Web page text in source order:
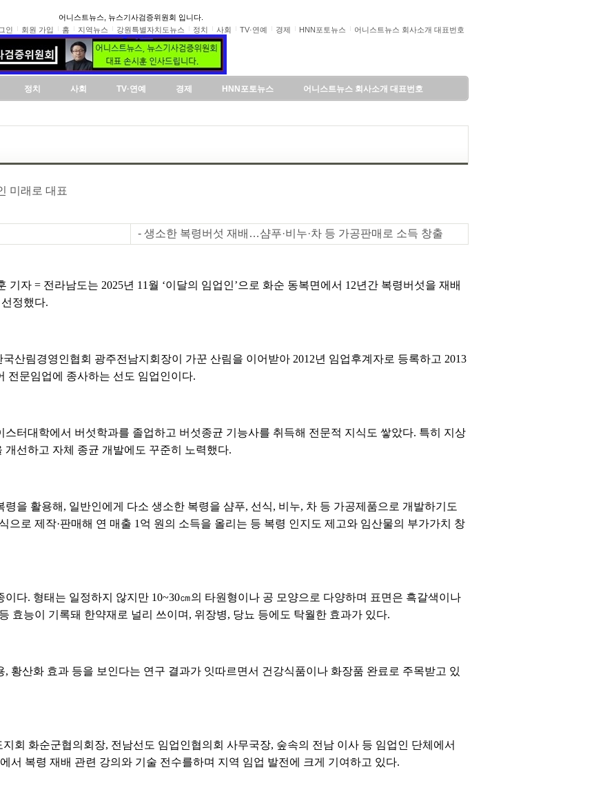
어니스트뉴스, 뉴스기사검증위원회 입니다.
인
회원 가입 홈 지역뉴스 강원특별자치도뉴스 정치 사회 TV·연예 경제 HNN포토뉴스 어니스트뉴스 회사소개 대표번호
정치 사회 TV·연예 경제 HNN포토뉴스 어니스트뉴스 회사소개 대표번호
미래로 대표
- 생소한 복령버섯 재배…샴푸·비누·차 등 가공판매로 소득 창출
자 = 전라남도는 2025년 11월 ‘이달의 임업인’으로 화순 동복면에서 12년간 복령버섯을 재배
정했다.
산림경영인협회 광주전남지회장이 가꾼 산림을 이어받아 2012년 임업후계자로 등록하고 2013
전문임업에 종사하는 선도 임업인이다.
터대학에서 버섯학과를 졸업하고 버섯종균 기능사를 취득해 전문적 지식도 쌓았다. 특히 지상
선하고 자체 종균 개발에도 꾸준히 노력했다.
을 활용해, 일반인에게 다소 생소한 복령을 샴푸, 선식, 비누, 차 등 가공제품으로 개발하기도
으로 제작·판매해 연 매출 1억 원의 소득을 올리는 등 복령 인지도 제고와 임산물의 부가가치 창
다. 형태는 일정하지 않지만 10~30㎝의 타원형이나 공 모양으로 다양하며 표면은 흑갈색이나
효능이 기록돼 한약재로 널리 쓰이며, 위장병, 당뇨 등에도 탁월한 효과가 있다.
황산화 효과 등을 보인다는 연구 결과가 잇따르면서 건강식품이나 화장품 완료로 주목받고 있
회 화순군협의회장, 전남선도 임업인협의회 사무국장, 숲속의 전남 이사 등 임업인 단체에서
서 복령 재배 관련 강의와 기술 전수를하며 지역 임업 발전에 크게 기여하고 있다.